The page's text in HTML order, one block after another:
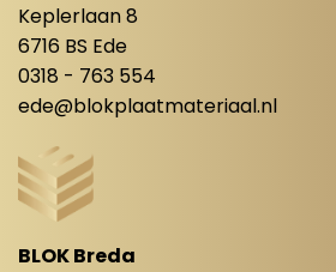
Keplerlaan 8
6716 BS Ede
0318 - 763 554
ede@blokplaatmateriaal.nl
BLOK Breda